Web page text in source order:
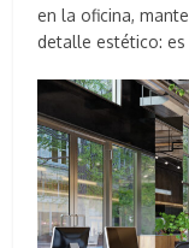
en la oficina,
detalle estético: es